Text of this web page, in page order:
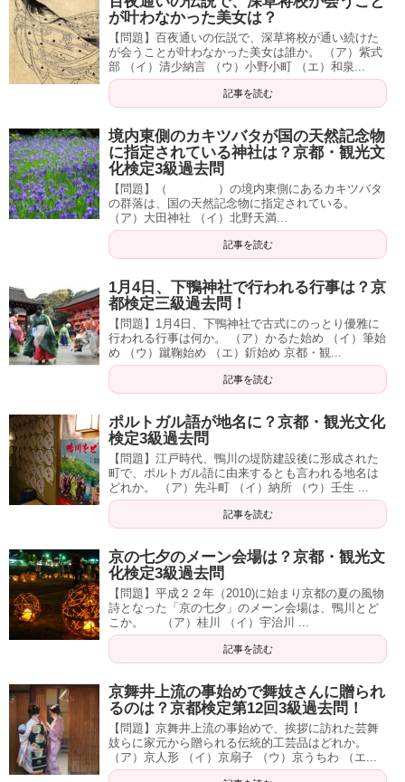
が叶わなかった美女は？
【問題】百夜通いの伝説で、深草将校が通い続けた
が会うことが叶わなかった美女は誰か。 （ア）紫式
部 （イ）清少納言 （ウ）小野小町 （エ）和泉...
記事を読む
境内東側のカキツバタが国の天然記念物
に指定されている神社は？京都・観光文
化検定3級過去問
【問題】（ ）の境内東側にあるカキツバタ
の群落は、国の天然記念物に指定されている。
（ア）大田神社 （イ）北野天満...
記事を読む
1月4日、下鴨神社で行われる行事は？京
都検定三級過去問！
【問題】1月4日、下鴨神社で古式にのっとり優雅に
行われる行事は何か。 （ア）かるた始め （イ）筆始
め （ウ）蹴鞠始め （エ）釿始め 京都・観...
記事を読む
ポルトガル語が地名に？京都・観光文化
検定3級過去問
【問題】江戸時代、鴨川の堤防建設後に形成された
町で、ポルトガル語に由来するとも言われる地名は
どれか。 （ア）先斗町 （イ）納所 （ウ）壬生 ...
記事を読む
京の七夕のメーン会場は？京都・観光文
化検定3級過去問
【問題】平成２２年（2010)に始まり京都の夏の風物
詩となった「京の七夕」のメーン会場は、鴨川とど
こか。 （ア）桂川 （イ）宇治川 ...
記事を読む
京舞井上流の事始めで舞妓さんに贈られ
るのは？京都検定第12回3級過去問！
【問題】京舞井上流の事始めで、挨拶に訪れた芸舞
妓らに家元から贈られる伝統的工芸品はどれか。
（ア）京人形 （イ）京扇子 （ウ）京うちわ （エ...